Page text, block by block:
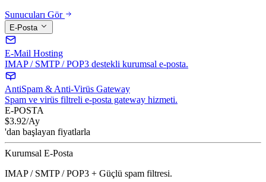
Sunucuları Gör
E-Posta
E-Mail Hosting
IMAP / SMTP / POP3 destekli kurumsal e-posta.
AntiSpam & Anti-Virüs Gateway
Spam ve virüs filtreli e-posta gateway hizmeti.
E-POSTA
$3.92/Ay
'dan başlayan fiyatlarla
Kurumsal E-Posta
IMAP / SMTP / POP3 + Güçlü spam filtresi.